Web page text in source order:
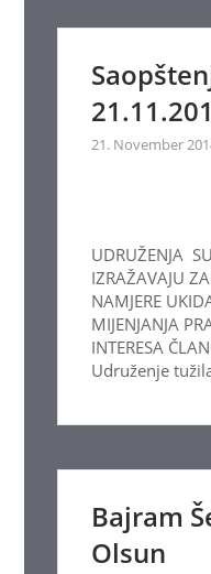
21. November
UDRUŽENJA
IZRAŽAVAJU
NAMJERE
MIJENJANJA
INTERESA
Udruženje
Bajram
Olsun